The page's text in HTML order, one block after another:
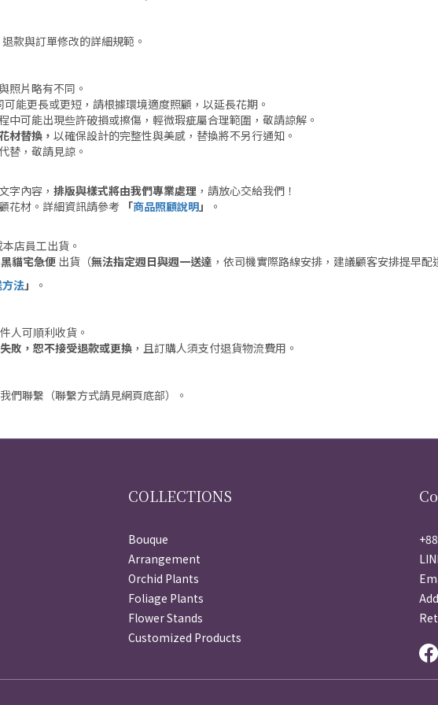
款與訂單修改的詳細規範。
照片略有不同。
可能更長或更短，請根據環境適度照顧，以延長花期。
中可能出現些許破損或擦傷，輕微瑕疵屬合理範圍，敬請諒解。
材替換， 以確保設計的完整性與美感，替換將不另行通知。
替，敬請見諒。
字內容， 排版與樣式將由我們專業處理 ，請放心交給我們！
花材。詳細資訊請參考 「商品照顧說明」
。
店員工出貨。
黑貓宅急便 出貨（無法指定週日與週一送達 ，依司機實際路線安排，建議顧客安排提早配
法」
。
人可順利收貨。
敗，恕不接受退款或更換 ，且訂購人須支付退貨物流費用。
們聯繫（聯繫方式請見網頁底部）。
COLLECTIONS
Bouque
Arrangement
Orchid Plants
Foliage Plants
Flower Stands
Customized Products